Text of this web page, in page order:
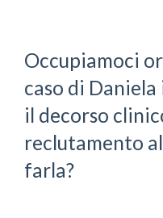
Occupiamoci
caso di
il decorso
reclutamento
farla?